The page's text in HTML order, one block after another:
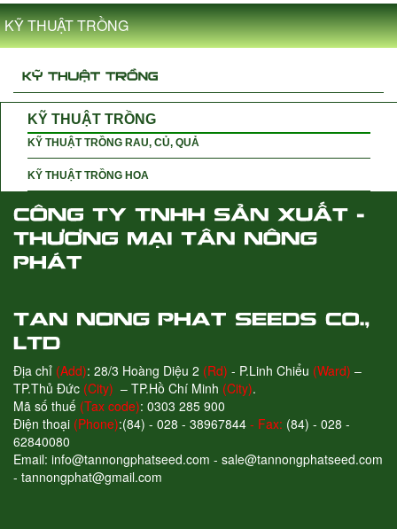
KỸ THUẬT TRỒNG
KỸ THUẬT TRỒNG
KỸ THUẬT TRỒNG RAU, CỦ, QUẢ
KỸ THUẬT TRỒNG HOA
Địa chỉ (Add): 28/3 Hoàng Diệu 2 (Rd) - P.Linh Chiểu (Ward) –
TP.Thủ Đức (City) – TP.Hồ Chí Minh (City).
Mã số thuế (Tax code): 0303 285 900
Điện thoại (Phone):(84) - 028 - 38967844 - Fax: (84) - 028 -
62840080
Email: info@tannongphatseed.com - sale@tannongphatseed.com
- tannongphat@gmail.com